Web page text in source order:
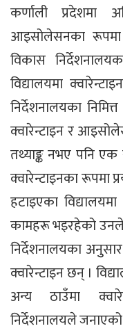
कर्णाली प्रदेशमा
आइसोलेसनका रूपमा
विकास
विद्यालयमा
निर्देशनालयका
क्वारेन्टाइन र
तथ्याङ्क नभए पनि एक
क्वारेन्टाइनका रूपमा
हटाइएका
कामहरू भइरहेको उनले
निर्देशनालयका
क्वारेन्टाइन छन् ।
अन्य ठाउँमा
निर्देशनालयले